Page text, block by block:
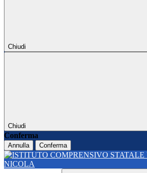
Chiudi
Chiudi
Conferma
Annulla Conferma